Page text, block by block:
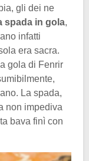
gli dei ne
spada in gola,
infatti
era sacra.
gola di Fenrir
La spada,
non impediva
bava finì con